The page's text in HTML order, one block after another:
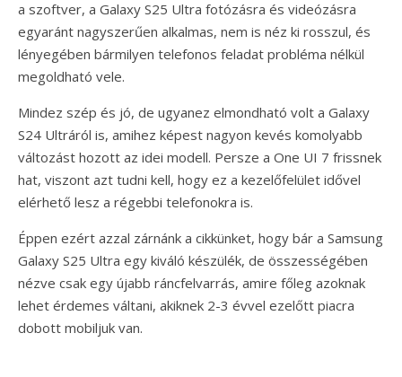
a szoftver, a Galaxy S25 Ultra fotózásra és videózásra
egyaránt nagyszerűen alkalmas, nem is néz ki rosszul, és
lényegében bármilyen telefonos feladat probléma nélkül
megoldható vele.
Mindez szép és jó, de ugyanez elmondható volt a Galaxy
S24 Ultráról is, amihez képest nagyon kevés komolyabb
változást hozott az idei modell. Persze a One UI 7 frissnek
hat, viszont azt tudni kell, hogy ez a kezelőfelület idővel
elérhető lesz a régebbi telefonokra is.
Éppen ezért azzal zárnánk a cikkünket, hogy bár a Samsung
Galaxy S25 Ultra egy kiváló készülék, de összességében
nézve csak egy újabb ráncfelvarrás, amire főleg azoknak
lehet érdemes váltani, akiknek 2-3 évvel ezelőtt piacra
dobott mobiljuk van.